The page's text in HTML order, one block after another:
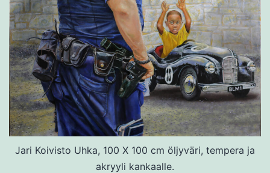
Jari Koivisto Uhka, 100 X 100 cm öljyväri, tempera ja
akryyli kankaalle.